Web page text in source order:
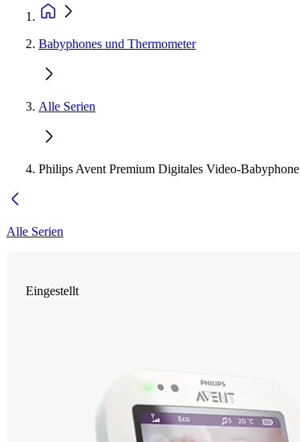
Babyphones und Thermometer
Alle Serien
Philips Avent Premium Digitales Video-Babyphone
Alle Serien
Eingestellt